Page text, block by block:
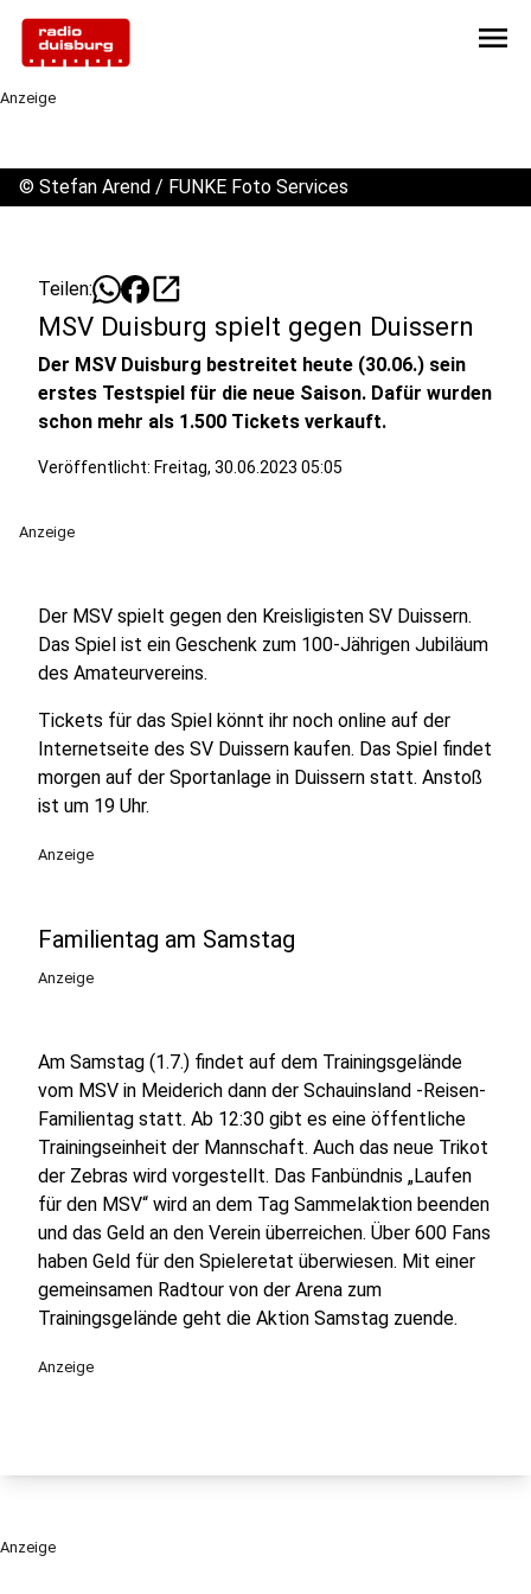
menu
Anzeige
© Stefan Arend / FUNKE Foto Services
Teilen: open_in_new
MSV Duisburg spielt gegen Duissern
Der MSV Duisburg bestreitet heute (30.06.) sein
erstes Testspiel für die neue Saison. Dafür wurden
schon mehr als 1.500 Tickets verkauft.
Veröffentlicht: Freitag, 30.06.2023 05:05
Anzeige
Der MSV spielt gegen den Kreisligisten SV Duissern.
Das Spiel ist ein Geschenk zum 100-Jährigen Jubiläum
des Amateurvereins.
Tickets für das Spiel könnt ihr noch online auf der
Internetseite des SV Duissern kaufen. Das Spiel findet
morgen auf der Sportanlage in Duissern statt. Anstoß
ist um 19 Uhr.
Anzeige
Familientag am Samstag
Anzeige
Am Samstag (1.7.) findet auf dem Trainingsgelände
vom MSV in Meiderich dann der Schauinsland -Reisen-
Familientag statt. Ab 12:30 gibt es eine öffentliche
Trainingseinheit der Mannschaft. Auch das neue Trikot
der Zebras wird vorgestellt. Das Fanbündnis „Laufen
für den MSV“ wird an dem Tag Sammelaktion beenden
und das Geld an den Verein überreichen. Über 600 Fans
haben Geld für den Spieleretat überwiesen. Mit einer
gemeinsamen Radtour von der Arena zum
Trainingsgelände geht die Aktion Samstag zuende.
Anzeige
Anzeige